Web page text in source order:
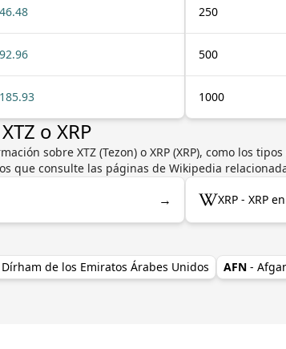
46.48
92.96
185.93
250
500
1000
o XRP
sobre XTZ (Tezon) o XRP (XRP), como los
que consulte las páginas de Wikipedia
→ XRP - XRP
de los Emiratos Árabes Unidos AFN -